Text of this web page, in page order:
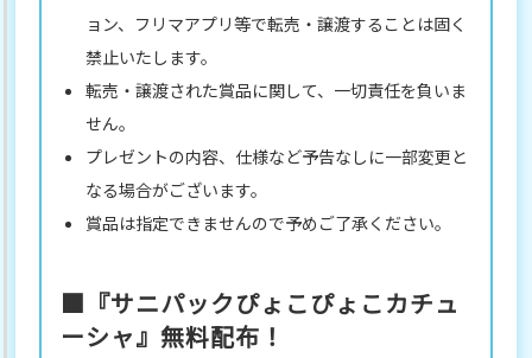
ョン、フリマアプリ等で転売・譲渡することは固く
禁止いたします。
転売・譲渡された賞品に関して、一切責任を負いま
せん。
プレゼントの内容、仕様など予告なしに一部変更と
なる場合がございます。
賞品は指定できませんので予めご了承ください。
■『サニパックぴょこぴょこカチュ
ーシャ』無料配布！